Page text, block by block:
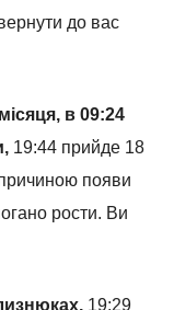
до вас
в 09:24
19:44 прийде 18
появи
рости. Ви
19:29